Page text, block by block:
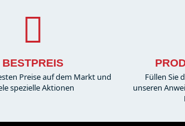
BESTPREIS
Preise auf dem Markt und
spezielle Aktionen
Füllen Sie
unseren